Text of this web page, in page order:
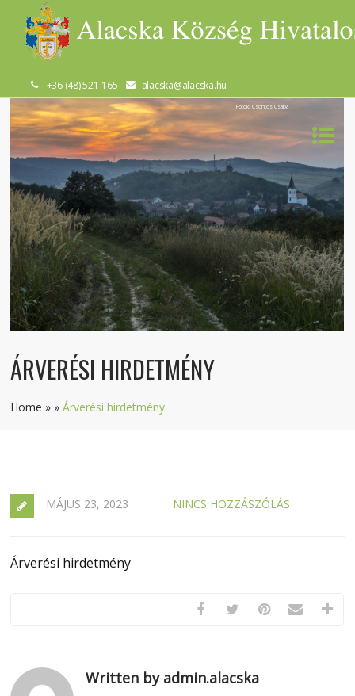
+36 (48) 521-165 alacska@alacska.hu
Fotók: Csontos Csaba
ÁRVERÉSI HIRDETMÉNY
Home » »Árverési hirdetmény
MÁJUS 23, 2023 NINCS HOZZÁSZÓLÁS
Árverési hirdetmény
Written by admin.alacska